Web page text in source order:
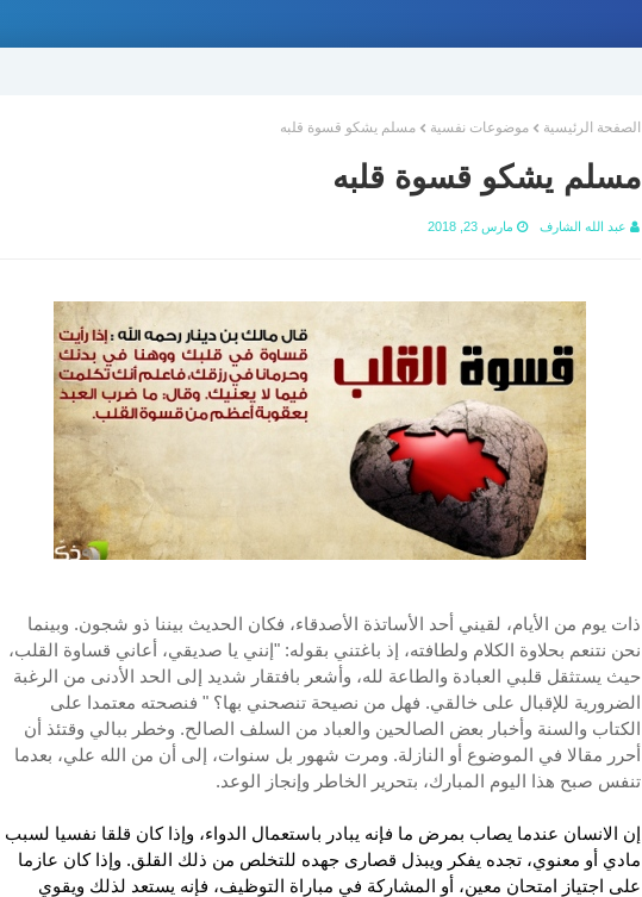
الصفحة الرئيسية موضوعات نفسية مسلم يشكو قسوة قلبه
مسلم يشكو قسوة قلبه
عبد الله الشارف مارس 23, 2018
ذات يوم من الأيام، لقيني أحد الأساتذة الأصدقاء، فكان الحديث بيننا ذو شجون. وبينما
نحن نتنعم بحلاوة الكلام ولطافته، إذ باغتني بقوله: "إنني يا صديقي، أعاني قساوة القلب،
حيث يستثقل قلبي العبادة والطاعة لله، وأشعر بافتقار شديد إلى الحد الأدنى من الرغبة
الضرورية للإقبال على خالقي. فهل من نصيحة تنصحني بها؟ " فنصحته معتمدا على
الكتاب والسنة وأخبار بعض الصالحين والعباد من السلف الصالح. وخطر ببالي وقتئذ أن
أحرر مقالا في الموضوع أو النازلة. ومرت شهور بل سنوات، إلى أن من الله علي، بعدما
تنفس صبح هذا اليوم المبارك، بتحرير الخاطر وإنجاز الوعد.
إن الانسان عندما يصاب بمرض ما فإنه يبادر باستعمال الدواء، وإذا كان قلقا نفسيا لسبب
مادي أو معنوي، تجده يفكر ويبذل قصارى جهده للتخلص من ذلك القلق. وإذا كان عازما
على اجتياز امتحان معين، أو المشاركة في مباراة التوظيف، فإنه يستعد لذلك ويقوي